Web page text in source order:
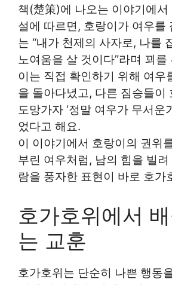
책(楚策)에 나오는 이야기에서
설에 따르면, 호랑이가 여우를
는 “내가 천제의 사자로, 나를
노여움을 살 것이다”라며 꾀
이는 직접 확인하기 위해 여우
을 돌아다녔고, 다른 짐승들이
도망가자 ‘정말 여우가 무서운
었다고 해요.
이 이야기에서 호랑이의 권위
부린 여우처럼, 남의 힘을 빌
람을 풍자한 표현이 바로 호가
호가호위에서
는 교훈
호가호위는 단순히 나쁜 행동